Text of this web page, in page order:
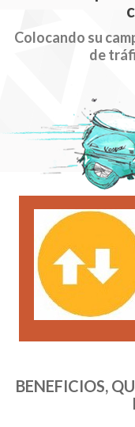
Colocando su
de
BENEFICIOS,